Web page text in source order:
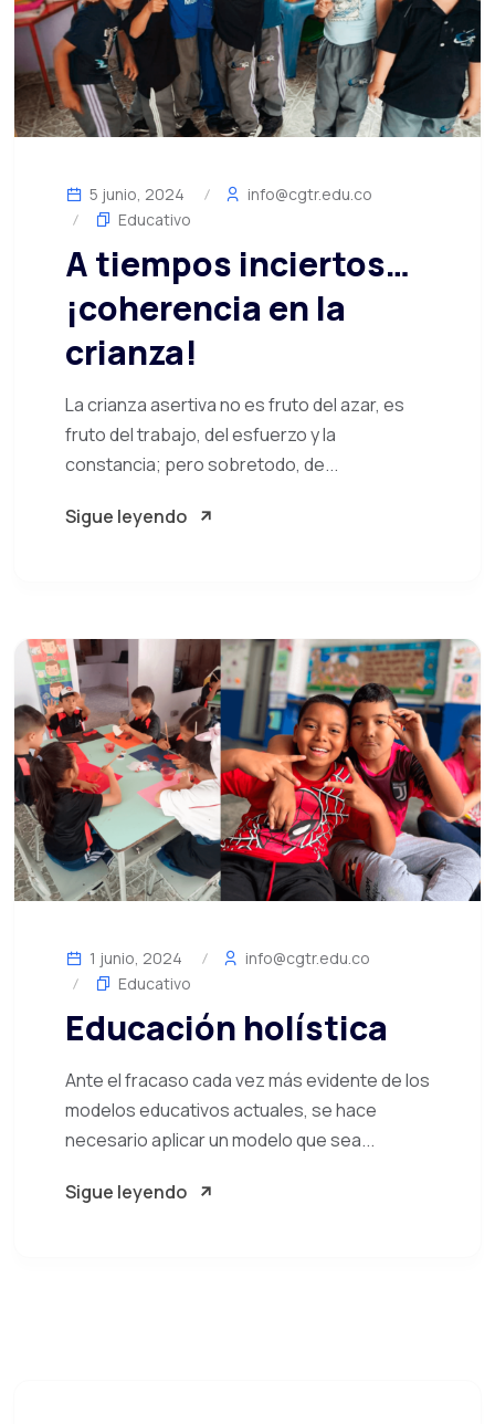
5 junio, 2024
info@cgtr.edu.co
Educativo
A tiempos inciertos…
¡coherencia en la
crianza!
La crianza asertiva no es fruto del azar, es
fruto del trabajo, del esfuerzo y la
constancia; pero sobretodo, de...
Sigue leyendo
1 junio, 2024
info@cgtr.edu.co
Educativo
Educación holística
Ante el fracaso cada vez más evidente de los
modelos educativos actuales, se hace
necesario aplicar un modelo que sea...
Sigue leyendo